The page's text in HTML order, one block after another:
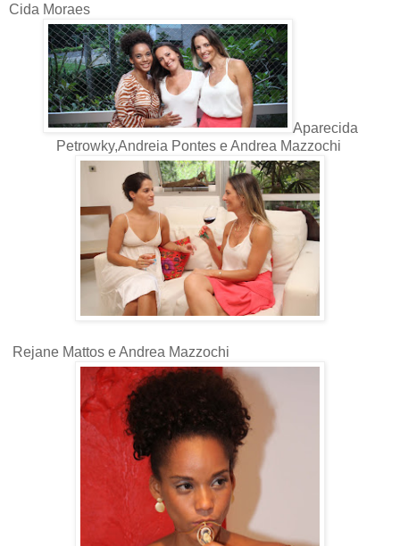
Cida Moraes
Aparecida
Petrowky,Andreia Pontes e Andrea Mazzochi
Rejane Mattos e Andrea Mazzochi